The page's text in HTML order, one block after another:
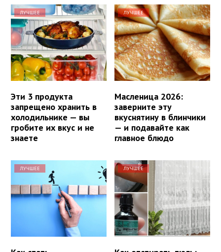
ЛУЧШЕЕ
Эти 3 продукта
запрещено хранить в
холодильнике — вы
гробите их вкус и не
знаете
ЛУЧШЕЕ
Масленица 2026:
заверните эту
вкуснятину в блинчики
— и подавайте как
главное блюдо
ЛУЧШЕЕ ЛУЧШЕЕ